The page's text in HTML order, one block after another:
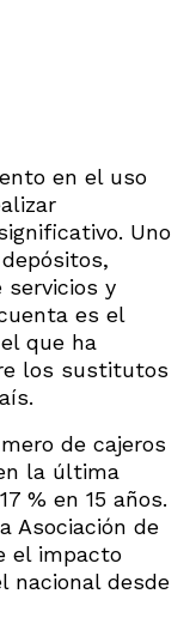
en el uso
Uno
servicios y
es el
que ha
los sustitutos
de cajeros
la última
% en 15 años.
Asociación de
el impacto
nacional desde